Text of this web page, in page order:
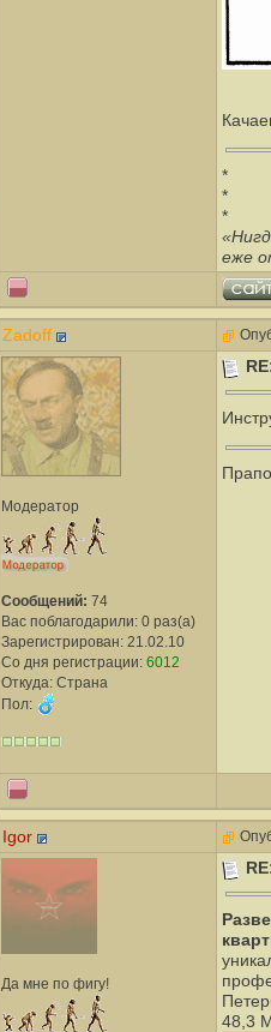
*
*
*
еже
Zadoff
Модератор
Сообщений: 74
Вас поблагодарили: 0 раз(а)
Зарегистрирован: 21.02.10
Со дня регистрации: 6012
Откуда: Страна
Пол:
Igor
Да мне по фигу!
48,3